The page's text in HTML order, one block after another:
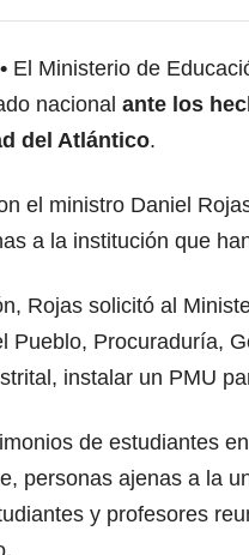
El Ministerio de
nacional ante los
del Atlántico.
el ministro Daniel
a la institución que
Rojas solicitó al
Pueblo, Procuraduría,
instalar un PMU
de estudiantes
personas ajenas a la
y profesores